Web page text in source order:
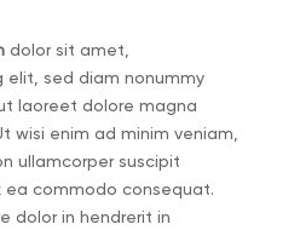
dolor sit amet,
sed diam nonummy
laoreet dolore magna
wisi enim ad minim veniam,
ullamcorper suscipit
ea commodo consequat.
dolor in hendrerit in